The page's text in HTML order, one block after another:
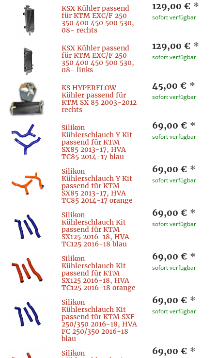
KSX Kühler passend
für KTM EXC/F 250
350 400 450 500 530,
08- rechts
129,00 € *
sofort verfügbar
KSX Kühler passend
für KTM EXC/F 250
350 400 450 500 530,
08- links
129,00 € *
sofort verfügbar
KS HYPERFLOW
Kühler passend für
KTM SX 85 2003-2012
rechts
45,00 € *
sofort verfügbar
Silikon
Kühlerschlauch Y Kit
passend für KTM
SX85 2013-17, HVA
TC85 2014-17 blau
69,00 € *
sofort verfügbar
Silikon
Kühlerschlauch Y Kit
passend für KTM
SX85 2013-17, HVA
TC85 2014-17 orange
69,00 € *
sofort verfügbar
Silikon
Kühlerschlauch Kit
passend für KTM
SX125 2016-18, HVA
TC125 2016-18 blau
69,00 € *
sofort verfügbar
Silikon
Kühlerschlauch Kit
passend für KTM
SX125 2016-18, HVA
TC125 2016-18 orange
69,00 € *
sofort verfügbar
Silikon
Kühlerschlauch Kit
passend für KTM SXF
250/350 2016-18, HVA
FC 250/350 2016-18
blau
69,00 € *
sofort verfügbar
Silikon
69,00 € *